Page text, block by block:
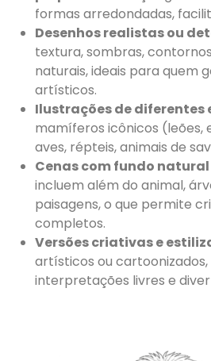
formas arredondadas,
Desenhos realistas ou
textura, sombras,
naturais, ideais para quem
artísticos.
Ilustrações de diferentes
mamíferos icônicos (leões,
aves, répteis, animais de
Cenas com fundo natural
incluem além do animal,
paisagens, o que permite
completos.
Versões criativas e
artísticos ou
interpretações livres e